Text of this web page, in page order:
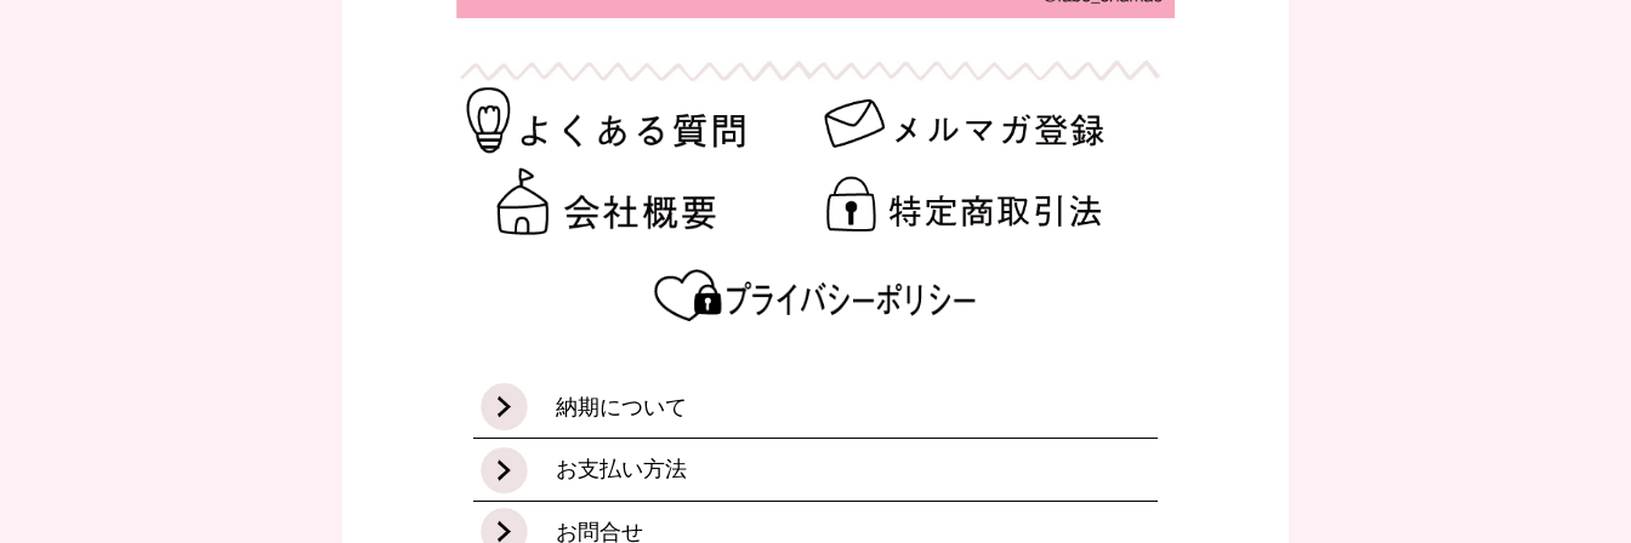
納期について
お支払い方法
お問合せ